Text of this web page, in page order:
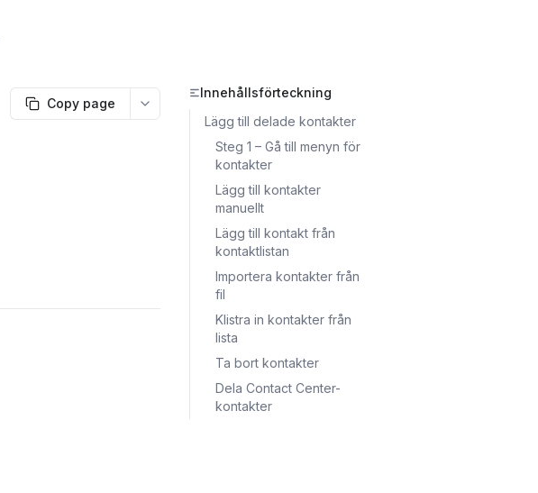
Copy page
More options
Innehållsförteckning
Lägg till delade kontakter
Steg 1 – Gå till menyn för
kontakter
Lägg till kontakter
manuellt
Lägg till kontakt från
kontaktlistan
Importera kontakter från
fil
Klistra in kontakter från
lista
Ta bort kontakter
Dela Contact Center-
kontakter